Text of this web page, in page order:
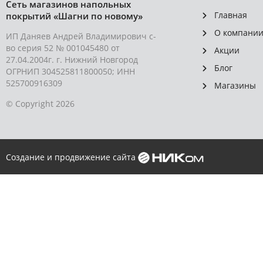
Сеть магазинов напольных
покрытий «Шагни по новому»
ИП Даняев Андрей Владимирович с-
во серия 52 № 001045480 от
27.04.2004г. г. Нижний Новгород
ОГРНИП 304525811800050; ИНН
525700916309
© Copyright 2026
Главная
О компании
Акции
Блог
Магазины
Создание и продвижение сайта